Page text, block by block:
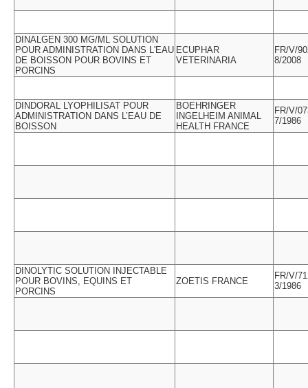
DINALGEN 300 MG/ML SOLUTION
POUR ADMINISTRATION DANS L'EAU
DE BOISSON POUR BOVINS ET
PORCINS
ECUPHAR
VETERINARIA
FR/V/
8/2008
DINDORAL LYOPHILISAT POUR
ADMINISTRATION DANS L’EAU DE
BOISSON
BOEHRINGER
INGELHEIM ANIMAL
HEALTH FRANCE
FR/V/
7/1986
DINOLYTIC SOLUTION INJECTABLE
POUR BOVINS, EQUINS ET
PORCINS
ZOETIS FRANCE
FR/V/
3/1986